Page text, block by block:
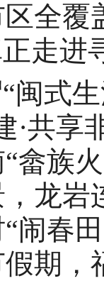
全覆
走进
闽式
·共享
畲族
龙岩
“闹春
期，